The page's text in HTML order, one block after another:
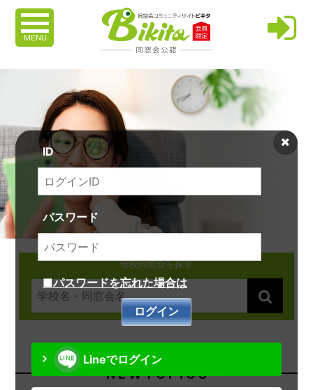
MENU
ID
パスワード
■パスワードを忘れた場合は
Lineでログイン
母校同窓会を探す
N E W T O P I C S